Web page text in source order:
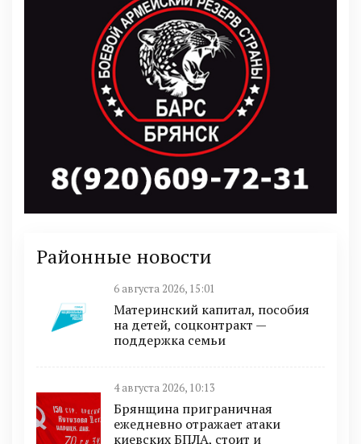
Районные новости
6 августа 2026, 15:01
Материнский капитал, пособия
на детей, соцконтракт —
поддержка семьи
4 августа 2026, 10:13
Брянщина приграничная
ежедневно отражает атаки
киевских БПЛА, стоит и